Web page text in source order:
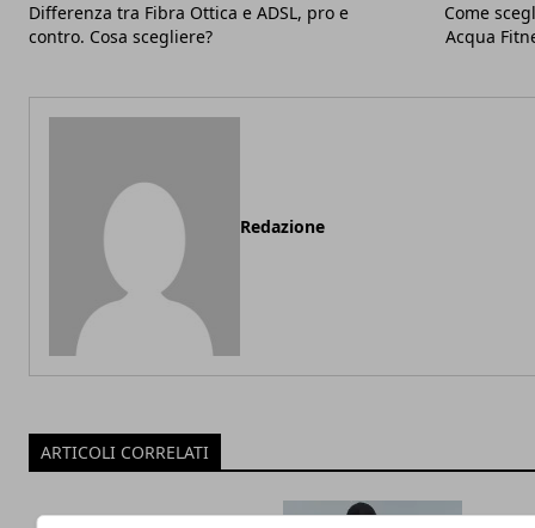
Differenza tra Fibra Ottica e ADSL, pro e
contro. Cosa scegliere?
Come
Acqua
Redazione
ARTICOLI CORRELATI